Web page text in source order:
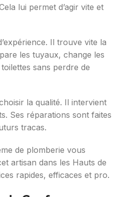
lui permet d’agir vite et
Il trouve vite la
les tuyaux, change les
sans perdre de
la qualité. Il intervient
Ses réparations sont faites
tracas.
de plomberie vous
artisan dans les Hauts de
rapides, efficaces et pro.